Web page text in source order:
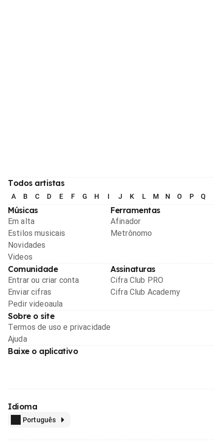
Todos artistas
A B C D E F G H I J K L M N O P Q
Músicas
Em alta
Estilos musicais
Novidades
Videos
Ferramentas
Afinador
Metrônomo
Comunidade
Entrar ou criar conta
Enviar cifras
Pedir videoaula
Assinaturas
Cifra Club PRO
Cifra Club Academy
Sobre o site
Termos de uso e privacidade
Ajuda
Baixe o aplicativo
Idioma
Português